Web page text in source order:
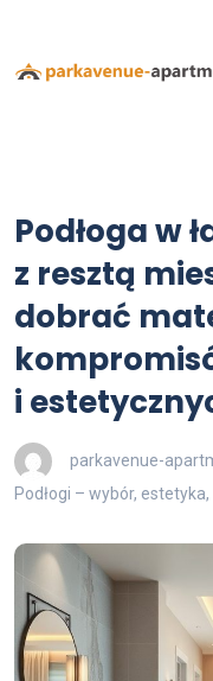
Podłoga w
z resztą
dobrać
i
parkavenue-
Podłogi – wybór,